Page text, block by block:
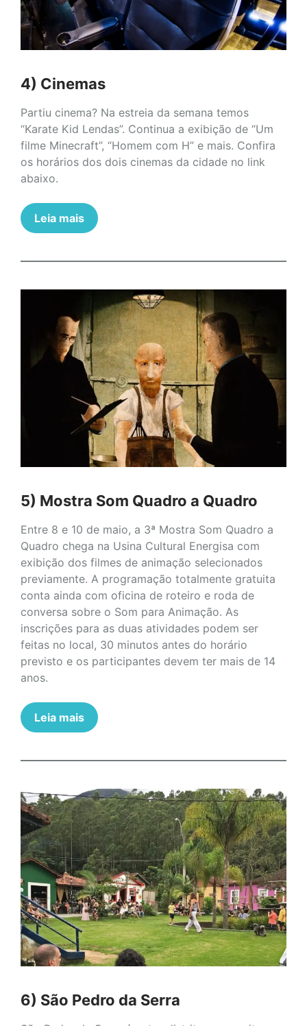
4) Cinemas
Partiu cinema? Na estreia da semana temos
“Karate Kid Lendas”. Continua a exibição de “Um
filme Minecraft”, “Homem com H” e mais. Confira
os horários dos dois cinemas da cidade no link
abaixo.
Leia mais
5) Mostra Som Quadro a Quadro
Entre 8 e 10 de maio, a 3ª Mostra Som Quadro a
Quadro chega na Usina Cultural Energisa com
exibição dos filmes de animação selecionados
previamente. A programação totalmente gratuita
conta ainda com oficina de roteiro e roda de
conversa sobre o Som para Animação. As
inscrições para as duas atividades podem ser
feitas no local, 30 minutos antes do horário
previsto e os participantes devem ter mais de 14
anos.
Leia mais
6) São Pedro da Serra